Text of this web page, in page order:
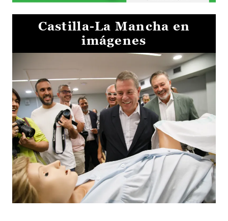
Castilla-La Mancha en
imágenes